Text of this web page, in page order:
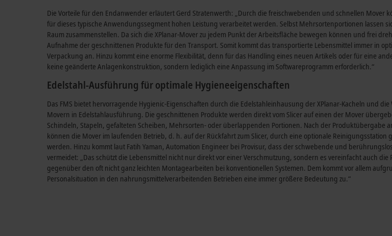
Die Vorteile für den Endanwender erläutert Gerd Stratenwerth: „Durch die freischwebenden und schnellen Mover
für dieses typische Anwendungssegment hohen Leistung verarbeitet werden. Selbst Mehrsortenportionen lassen
Raum zusammenstellen. Da sich die XPlanar-Mover zu jedem Punkt der Arbeitsfläche bewegen können und frei
Aufnahme der geschnittenen Produkte für den Transport. Somit kommt das transportierte Lebensmittel immer in
Verpackung an. Hinzu kommt eine enorme Flexibilität, denn für das Handling eines neuen Artikels oder für eine
keine geänderte Anlagenkonstruktion, sondern lediglich eine Anpassung im Softwareprogramm erforderlich.“
Edelstahl-Ausführung für optimale Hygieneeigenschaften
Das FMS bietet hervorragende Hygienic-Eigenschaften durch die Edelstahleinhausung der XPlanar-Kacheln und
Movern in Edelstahlausführung. Die geschnittenen Produkte werden direkt vom Slicer auf einen der Mover
Schindeln, Stapeln, gefalteten Scheiben, Mehrsorten- oder überlappenden Portionen. Nach der Produktübergabe
können die Mover im laufenden Betrieb, d. h. auf der Rückfahrt zum Slicer, durch eine optionale Reinigungsstation
werden. Hinzu kommt laut Fatih Yaman, Automation Engineer bei Provisur, dass der schwebende und
vermeidet: „Das schützt die Lebensmittel nicht nur direkt vor einer Verschmutzung, sondern es vereinfacht auch
gegenüber den oft nicht ganz leichten Montagearbeiten bei konventionellen Systemen. Dem kommt vor allem
Personalsituation in den nahrungsmittelverarbeitenden Betrieben eine immer größere Bedeutung zu.“